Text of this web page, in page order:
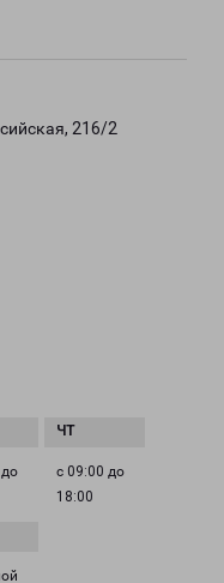
216/2
с 09:00 до
18:00